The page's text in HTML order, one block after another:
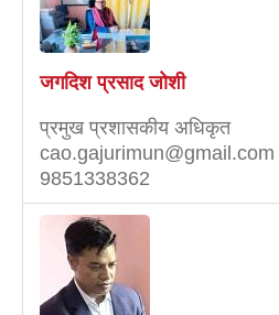
जगदिश प्रसाद जोशी
प्रमुख प्रशासकीय अधिकृत
cao.gajurimun@gmail.com
9851338362